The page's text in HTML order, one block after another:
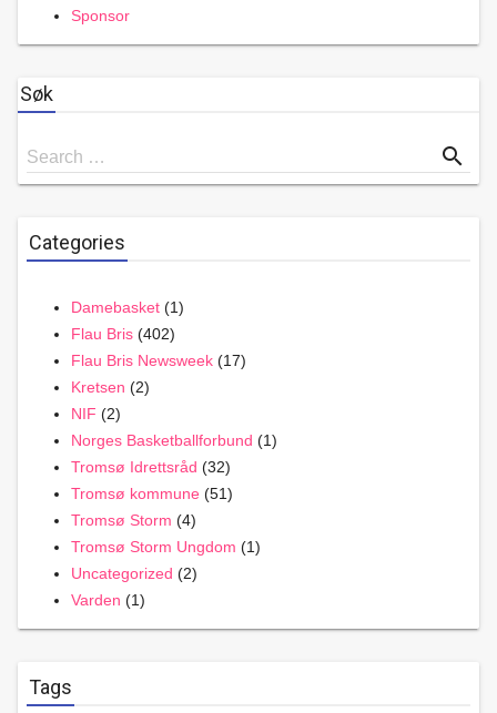
Sponsor
Søk
Search
for
Search … search
Categories
Damebasket (1)
Flau Bris (402)
Flau Bris Newsweek (17)
Kretsen (2)
NIF (2)
Norges Basketballforbund (1)
Tromsø Idrettsråd (32)
Tromsø kommune (51)
Tromsø Storm (4)
Tromsø Storm Ungdom (1)
Uncategorized (2)
Varden (1)
Tags